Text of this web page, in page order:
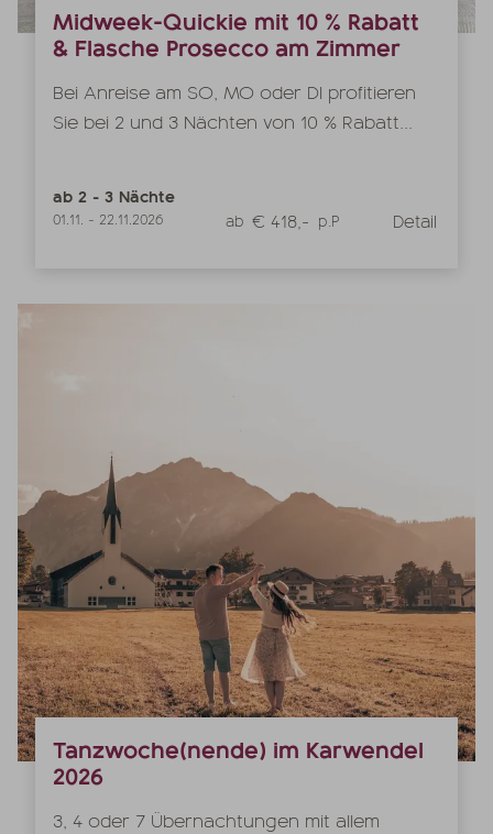
Midweek-Quickie mit 10 % Rabatt
& Flasche Prosecco am Zimmer
Bei Anreise am SO, MO oder DI profitieren
Sie bei 2 und 3 Nächten von 10 % Rabatt...
ab 2 - 3 Nächte
01.11. - 22.11.2026 ab € 418,- p.P Detail
Tanzwoche(nende) im Karwendel
2026
3, 4 oder 7 Übernachtungen mit allem